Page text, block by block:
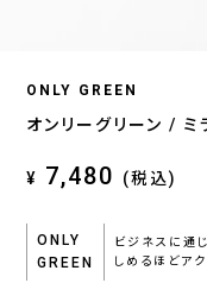
ONLY GREEN
オンリーグリーン / ミ
¥ 7,480 (税込)
ONLY
GREEN
ビジネスに通
しめるほどア